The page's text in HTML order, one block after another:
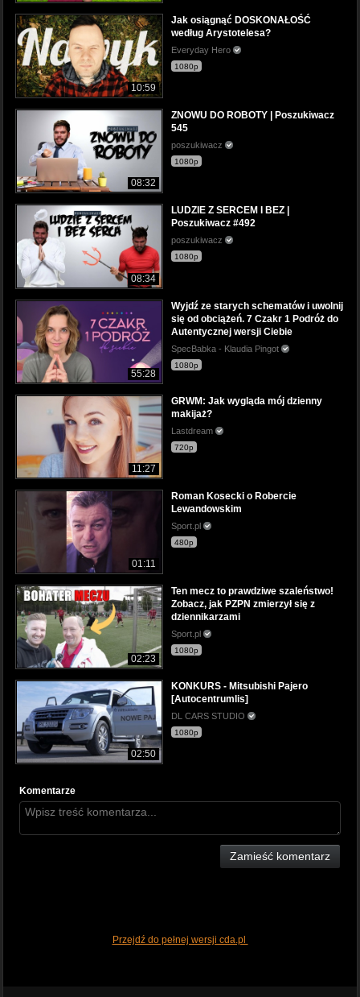
10:59
Jak osiągnąć DOSKONAŁOŚĆ
według Arystotelesa?
Everyday Hero
1080p
08:32
ZNOWU DO ROBOTY | Poszukiwacz
545
poszukiwacz
1080p
08:34
LUDZIE Z SERCEM I BEZ |
Poszukiwacz #492
poszukiwacz
1080p
55:28
Wyjdź ze starych schematów i uwolnij
się od obciążeń. 7 Czakr 1 Podróż do
Autentycznej wersji Ciebie
SpecBabka - Klaudia Pingot
1080p
11:27
GRWM: Jak wygląda mój dzienny
makijaż?
Lastdream
720p
01:11
Roman Kosecki o Robercie
Lewandowskim
Sport.pl
480p
02:23
Ten mecz to prawdziwe szaleństwo!
Zobacz, jak PZPN zmierzył się z
dziennikarzami
Sport.pl
1080p
02:50
KONKURS - Mitsubishi Pajero
[Autocentrumlis]
DL CARS STUDIO
1080p
Komentarze
Zamieść komentarz
Przejdź do pełnej wersji cda.pl